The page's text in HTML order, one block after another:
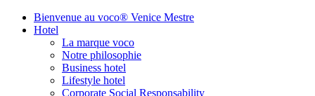
Bienvenue au voco® Venice Mestre
Hotel
La marque voco
Notre philosophie
Business hotel
Lifestyle hotel
Corporate Social Responsability